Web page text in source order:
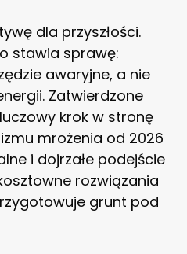
dla przyszłości.
stawia sprawę:
awaryjne, a nie
Zatwierdzone
krok w stronę
mrożenia od 2026
i dojrzałe podejście
rozwiązania
grunt pod